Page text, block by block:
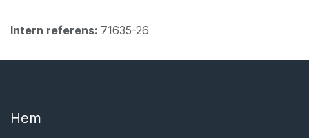
Intern referens: 71635-26
Hem​​